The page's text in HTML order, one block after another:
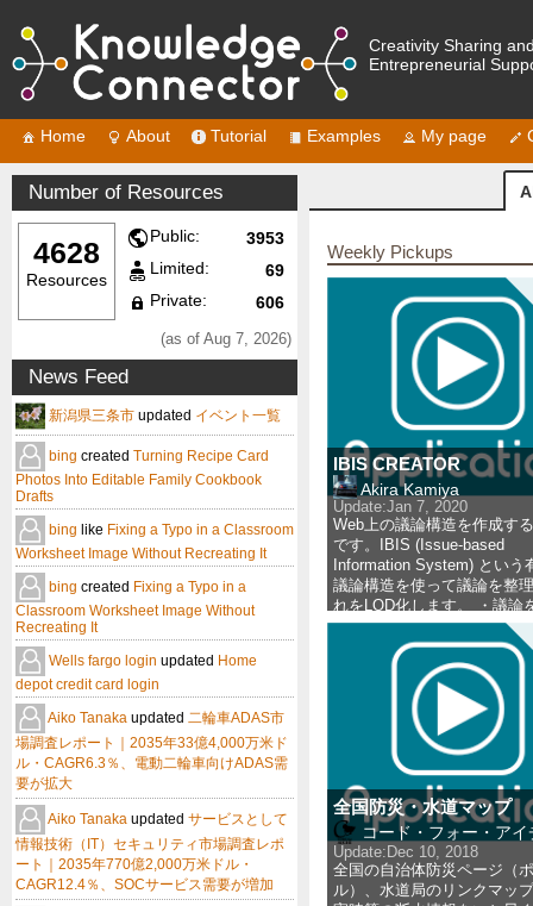
Creativity Sharing
Entrepreneurial
Home About Tutorial Examples My page
Number of Resources
4628
Resources
Public:
3953
Limited:
69
Private:
606
(as of Aug 7, 2026)
News Feed
新潟県三条市 updated イベント一覧
bing created Turning Recipe Card
Photos Into Editable Family Cookbook
Drafts
bing like Fixing a Typo in a Classroom
Worksheet Image Without Recreating It
bing created Fixing a Typo in a
Classroom Worksheet Image Without
Recreating It
Wells fargo login updated Home
depot credit card login
Aiko Tanaka updated 二輪車ADAS市
場調査レポート｜2035年33億4,000万米ド
ル・CAGR6.3％、電動二輪車向けADAS需
要が拡大
Aiko Tanaka updated サービスとして
情報技術（IT）セキュリティ市場調査レポ
ート｜2035年770億2,000万米ドル・
CAGR12.4％、SOCサービス需要が増加
Weekly Pickups
IBIS CREATOR
Akira Kamiya
Update:Jan 7, 2020
Web上の議論構造を作成す
です。IBIS (Issue-based
Information System) という
議論構造を使って議論を整
れをLOD化します。 ・議論
すく... more
全国防災・水道マップ
コード・フォー・アイ
Update: Dec 10, 2018
全国の自治体防災ページ（
ル）、水道局のリンクマッ